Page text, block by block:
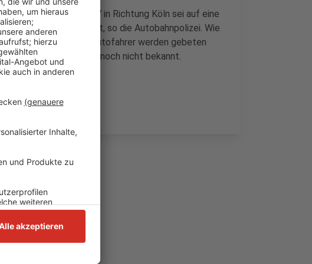
der A46 auf A57 in Richtung Köln sei auf eine
komplett dicht, so die Autobahnpolizei. Wie
noch nicht. Autofahrer werden gebeten
Details sind aktuell noch nicht bekannt.